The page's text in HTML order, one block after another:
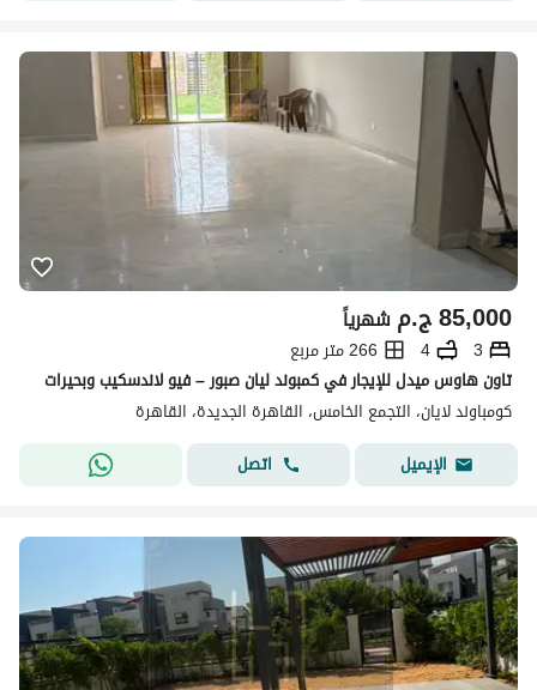
ج.م85,000 شهرياً
3
4
266 متر مربع
تاون هاوس ميدل للإيجار في كمبوند ليان صبور – فيو لاندسكيب وبحيرات
كومباوند لايان، التجمع الخامس، القاهرة الجديدة، القاهرة
الإيميل
اتصل